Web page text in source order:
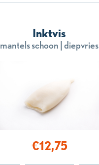
Inktvis
mantels schoon | diepvries
€12,75